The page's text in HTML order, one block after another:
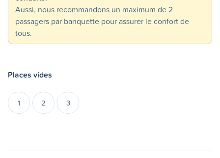
Aussi, nous recommandons un maximum de 2
passagers par banquette pour assurer le confort de
tous.
Places vides
1 2 3